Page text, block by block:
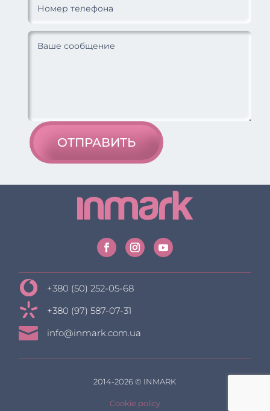
ОТПРАВИТЬ
+380 (50) 252-05-68
+380 (97) 587-07-31
 info@inmark.com.ua
2014-2026 © INMARK
Cookie policy